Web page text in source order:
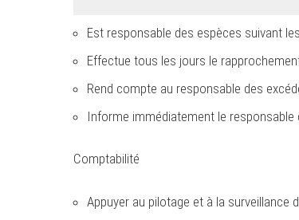
Est responsable des espèces suivant
Effectue tous les jours le
Rend compte au responsable des
Informe immédiatement le
Comptabilité
Appuyer au pilotage et à la surveillance